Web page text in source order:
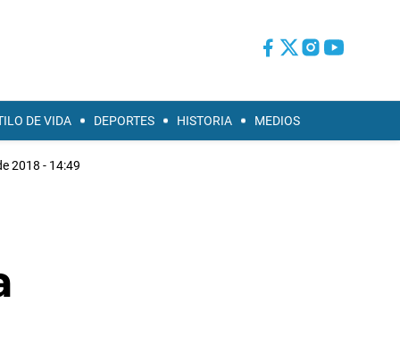
DE VIDA DEPORTES HISTORIA MEDIOS
2018 - 14:49